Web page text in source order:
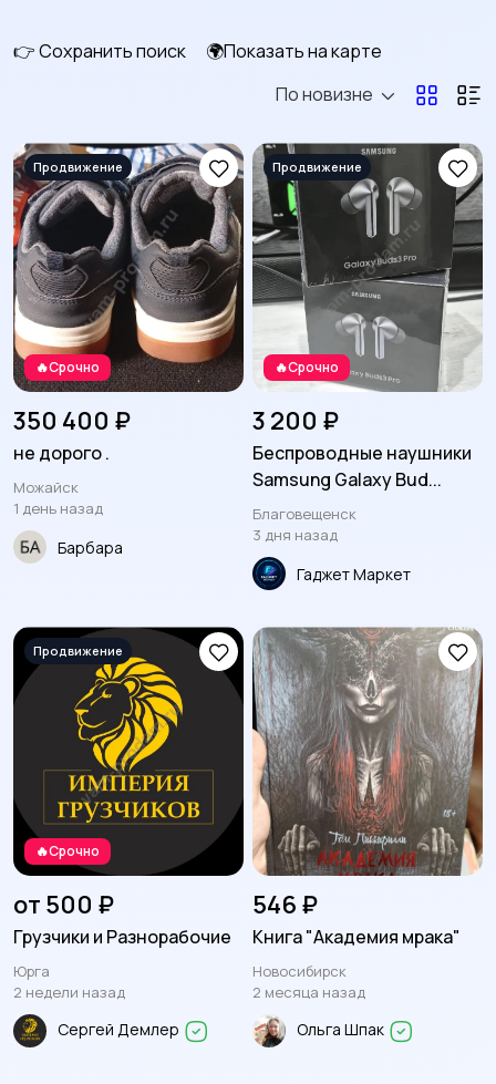
8
👉 Сохранить поиск
🌍Показать на карте
По новизне
🔥Срочно
350 400 ₽
не дорого .
Можайск
1 день назад
Барбара
🔥Срочно
3 200 ₽
Беспроводные наушники
Samsung Galaxy Bud...
Благовещенск
3 дня назад
Гаджет Маркет
🔥Срочно
от 500 ₽
Грузчики и Разнорабочие
Юрга
2 недели назад
Сергей Демлер
546 ₽
Книга "Академия мрака"
Новосибирск
2 месяца назад
Ольга Шпак